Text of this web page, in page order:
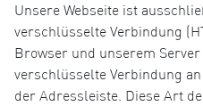
Unsere Webseite ist
verschlüsselte Verbindung
Browser und unserem
verschlüsselte Verbindung
der Adressleiste. Diese Art